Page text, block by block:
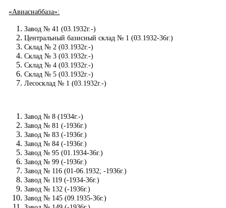
«Авиаснаббаза»:
Завод № 41 (03.1932г.-)
Центральный базисный склад № 1 (03.1932-36г.)
Склад № 2 (03.1932г.-)
Склад № 3 (03.1932г.-)
Склад № 4 (03.1932г.-)
Склад № 5 (03.1932г.-)
Лесосклад № 1 (03.1932г.-)
Завод № 8 (1934г.-)
Завод № 81 (-1936г.)
Завод № 83 (-1936г.)
Завод № 84 (-1936г.)
Завод № 95 (01.1934-36г.)
Завод № 99 (-1936г.)
Завод № 116 (01-06.1932; -1936г.)
Завод № 119 (-1934-36г.)
Завод № 132 (-1936г.)
Завод № 145 (09.1935-36г.)